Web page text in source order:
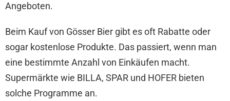
Angeboten.
Beim Kauf von Gösser Bier gibt es oft Rabatte oder
sogar kostenlose Produkte. Das passiert, wenn man
eine bestimmte Anzahl von Einkäufen macht.
Supermärkte wie BILLA, SPAR und HOFER bieten
solche Programme an.